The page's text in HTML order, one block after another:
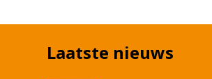
Laatste nieuws